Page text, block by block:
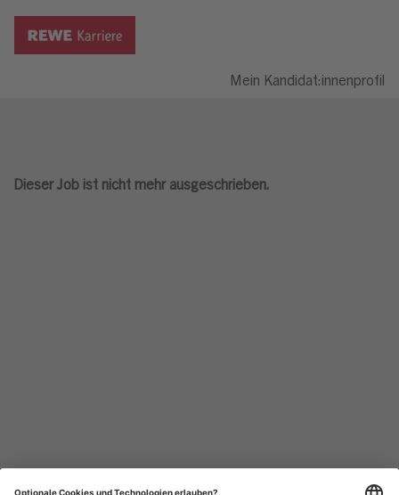
Mein Kandidat:innenprofil
Dieser Job ist nicht mehr ausgeschrieben.